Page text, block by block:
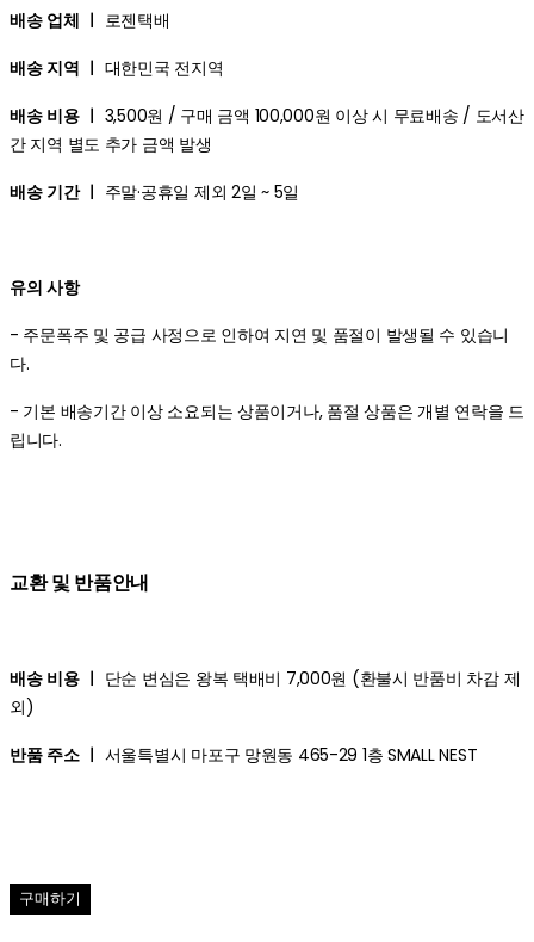
배송 업체 ㅣ 로젠택배
배송 지역 ㅣ 대한민국 전지역
배송 비용 ㅣ 3,500원 / 구매 금액 100,000원 이상 시 무료배송 / 도서산
간 지역 별도 추가 금액 발생
배송 기간 ㅣ 주말·공휴일 제외 2일 ~ 5일
유의 사항
- 주문폭주 및 공급 사정으로 인하여 지연 및 품절이 발생될 수 있습니
다.
- 기본 배송기간 이상 소요되는 상품이거나, 품절 상품은 개별 연락을 드
립니다.
교환 및 반품안내
배송 비용 ㅣ 단순 변심은 왕복 택배비 7,000원 (환불시 반품비 차감 제
외)
반품 주소 ㅣ 서울특별시 마포구 망원동 465-29 1층 SMALL NEST
구매하기